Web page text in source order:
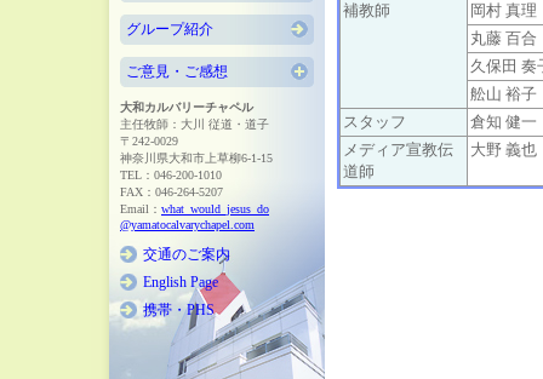
グループ紹介
ご意見・ご感想
大和カルバリーチャペル
主任牧師：大川 従道・道子
〒242-0029
神奈川県大和市上草柳6-1-15
TEL：046-200-1010
FAX：046-264-5207
Email： what_would_jesus_do
@yamatocalvarychapel.com
交通のご案内
English Page
携帯・PHS
補教師
岡村 真理
丸藤 百合
久保田 奏
舩山 裕子
スタッフ
倉知 健一
メディア宣教伝
道師
大野 義也